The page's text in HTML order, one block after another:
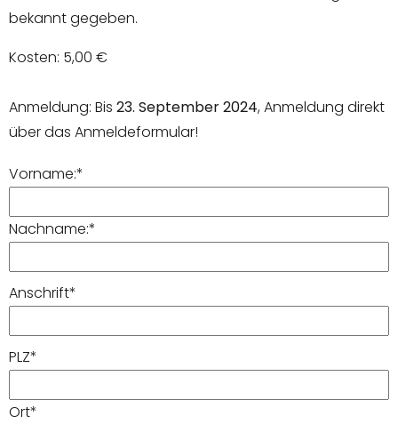
bekannt gegeben.
Kosten: 5,00 €
Anmeldung: Bis 23. September 2024, Anmeldung direkt
über das Anmeldeformular!
Vorname:*
Nachname:*
Anschrift*
PLZ*
Ort*